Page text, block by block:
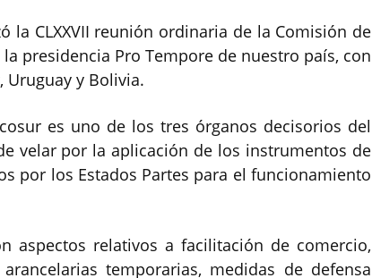
la CLXXVII reunión ordinaria de la Comisión de
presidencia Pro Tempore de nuestro país, con
Uruguay y Bolivia.
es uno de los tres órganos decisorios del
velar por la aplicación de los instrumentos de
por los Estados Partes para el funcionamiento
aspectos relativos a facilitación de comercio,
temporarias, medidas de defensa